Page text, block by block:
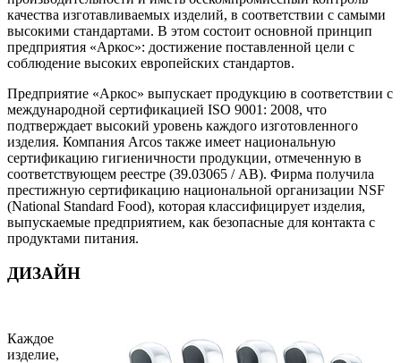
качества изготавливаемых изделий, в соответствии с самыми
высокими стандартами. В этом состоит основной принцип
предприятия «Аркос»: достижение поставленной цели с
соблюдение высоких европейских стандартов.
Предприятие «Аркос» выпускает продукцию в соответствии с
международной сертификацией ISO 9001: 2008, что
подтверждает высокий уровень каждого изготовленного
изделия. Компания Arcos также имеет национальную
сертификацию гигиеничности продукции, отмеченную в
соответствующем реестре (39.03065 / AB). Фирма получила
престижную сертификацию национальной организации NSF
(National Standard Food), которая классифицирует изделия,
выпускаемые предприятием, как безопасные для контакта с
продуктами питания.
ДИЗАЙН
Каждое
изделие,